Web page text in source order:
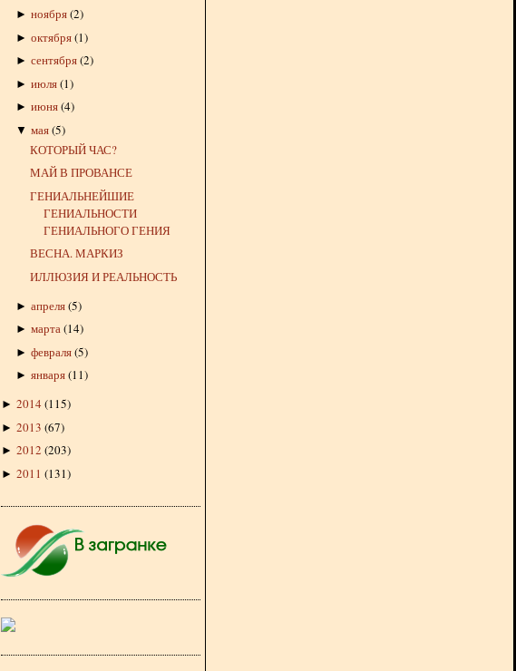
► ноября(2)
► октября(1)
► сентября(2)
► июля(1)
► июня(4)
▼ мая(5)
КОТОРЫЙ ЧАС?
МАЙ В ПРОВАНСЕ
ГЕНИАЛЬНЕЙШИЕ
ГЕНИАЛЬНОСТИ
ГЕНИАЛЬНОГО ГЕНИЯ
ВЕСНА. МАРКИЗ
ИЛЛЮЗИЯ И РЕАЛЬНОСТЬ
► апреля(5)
► марта(14)
► февраля(5)
► января(11)
► 2014 (115)
► 2013 (67)
► 2012 (203)
► 2011 (131)